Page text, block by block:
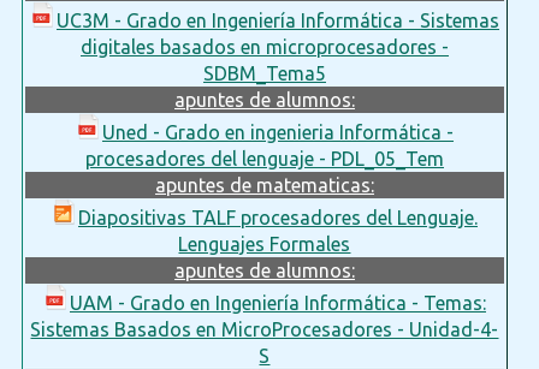
UC3M - Grado en Ingeniería Informática - Sistemas
digitales basados en microprocesadores -
SDBM_Tema5
apuntes de alumnos:
Uned - Grado en ingenieria Informática -
procesadores del lenguaje - PDL_05_Tem
apuntes de matematicas:
Diapositivas TALF procesadores del Lenguaje.
Lenguajes Formales
apuntes de alumnos:
UAM - Grado en Ingeniería Informática - Temas:
Sistemas Basados en MicroProcesadores - Unidad-4-
S